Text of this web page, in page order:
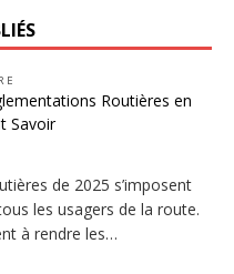
Routières en
Savoir
de 2025 s’imposent
les usagers de la route.
à rendre les…